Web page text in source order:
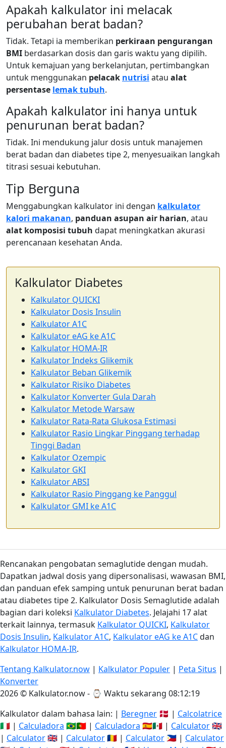
Apakah kalkulator ini melacak
perubahan berat badan?
Tidak. Tetapi ia memberikan perkiraan pengurangan
BMI berdasarkan dosis dan garis waktu yang dipilih.
Untuk kemajuan yang berkelanjutan, pertimbangkan
untuk menggunakan pelacak nutrisi atau alat
persentase lemak tubuh.
Apakah kalkulator ini hanya untuk
penurunan berat badan?
Tidak. Ini mendukung jalur dosis untuk manajemen
berat badan dan diabetes tipe 2, menyesuaikan langkah
titrasi sesuai kebutuhan.
Tip Berguna
Menggabungkan kalkulator ini dengan kalkulator
kalori makanan, panduan asupan air harian, atau
alat komposisi tubuh dapat meningkatkan akurasi
perencanaan kesehatan Anda.
Kalkulator Diabetes
Kalkulator QUICKI
Kalkulator Dosis Insulin
Kalkulator A1C
Kalkulator eAG ke A1C
Kalkulator HOMA-IR
Kalkulator Indeks Glikemik
Kalkulator Beban Glikemik
Kalkulator Risiko Diabetes
Kalkulator Konverter Gula Darah
Kalkulator Metode Warsaw
Kalkulator Rata-Rata Glukosa Estimasi
Kalkulator Rasio Lingkar Pinggang terhadap
Tinggi Badan
Kalkulator Ozempic
Kalkulator GKI
Kalkulator ABSI
Kalkulator Rasio Pinggang ke Panggul
Kalkulator GMI ke A1C
Rencanakan pengobatan semaglutide dengan mudah.
Dapatkan jadwal dosis yang dipersonalisasi, wawasan BMI,
dan panduan efek samping untuk penurunan berat badan
atau diabetes tipe 2. Kalkulator Dosis Semaglutide adalah
bagian dari koleksi Kalkulator Diabetes. Jelajahi 17 alat
terkait lainnya, termasuk Kalkulator QUICKI, Kalkulator
Dosis Insulin, Kalkulator A1C, Kalkulator eAG ke A1Cdan
Kalkulator HOMA-IR.
Tentang Kalkulator.now | Kalkulator Populer | Peta Situs |
Konverter
2026 © Kalkulator.now - ⌚ Waktu sekarang 08:12:19
Kalkulator dalam bahasa lain: | Beregner 🇩🇰 | Calcolatrice
🇮🇹 | Calculadora 🇧🇷🇵🇹 | Calculadora 🇪🇸🇲🇽 | Calculator🇬🇧
| Calculator🇬🇧 | Calculator🇷🇴 | Calculator 🇵🇭 | Calculator